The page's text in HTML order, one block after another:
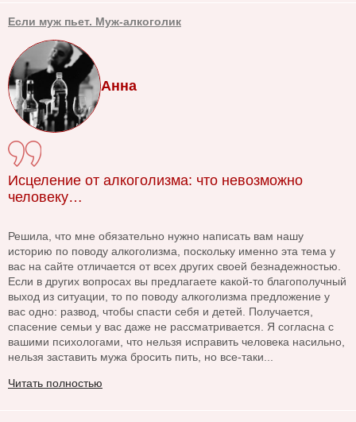
Если муж пьет. Муж-алкоголик
Анна
Исцеление от алкоголизма: что невозможно
человеку…
Решила, что мне обязательно нужно написать вам нашу
историю по поводу алкоголизма, поскольку именно эта тема у
вас на сайте отличается от всех других своей безнадежностью.
Если в других вопросах вы предлагаете какой-то благополучный
выход из ситуации, то по поводу алкоголизма предложение у
вас одно: развод, чтобы спасти себя и детей. Получается,
спасение семьи у вас даже не рассматривается. Я согласна с
вашими психологами, что нельзя исправить человека насильно,
нельзя заставить мужа бросить пить, но все-таки...
Читать полностью